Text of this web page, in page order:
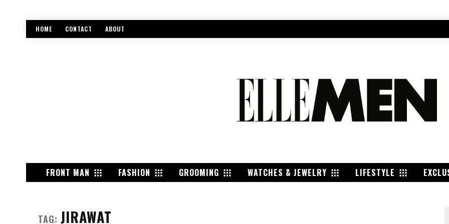
HOME CONTACT ABOUT
FRONT MAN FASHION GROOMING WATCHES & JEWELRY LIFESTYLE
TAG: JIRAWAT